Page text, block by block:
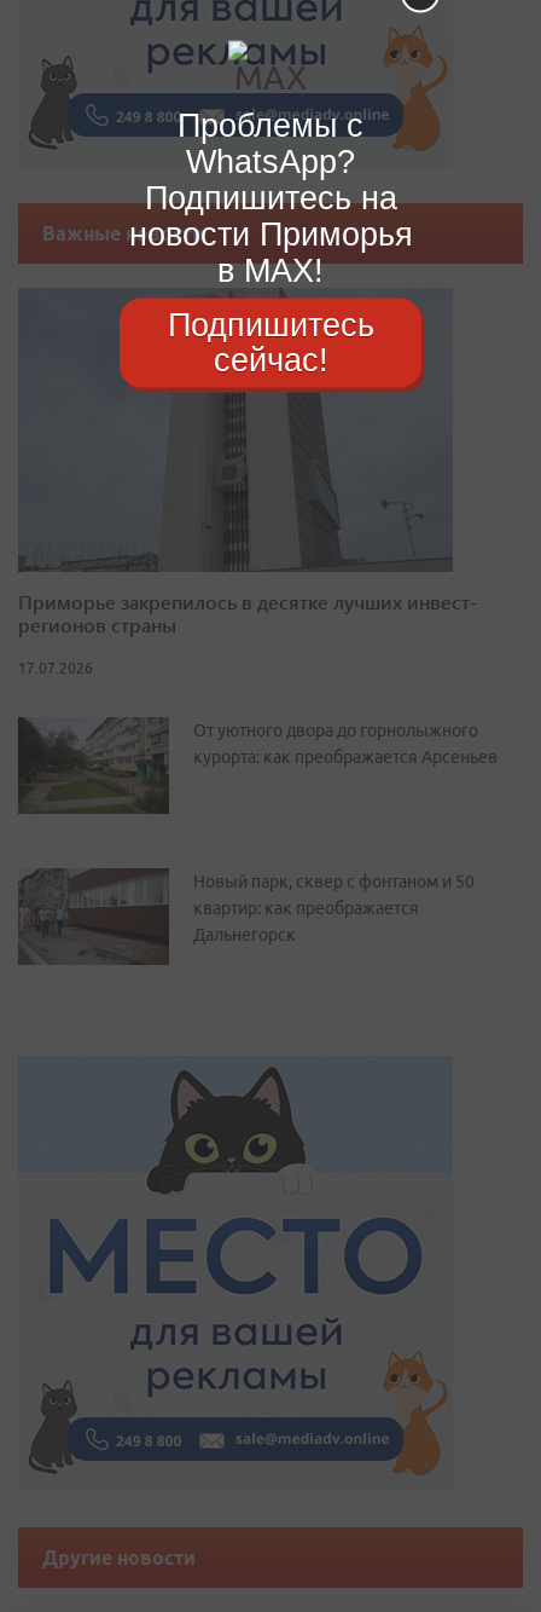
Важные новости
Приморье закрепилось в десятке лучших инвест-
регионов страны
17.07.2026
От уютного двора до горнолыжного
курорта: как преображается Арсеньев
Новый парк, сквер с фонтаном и 50
квартир: как преображается
Дальнегорск
Другие новости
Проблемы с
WhatsApp?
Подпишитесь на
новости Приморья
в MAX!
Подпишитесь
сейчас!